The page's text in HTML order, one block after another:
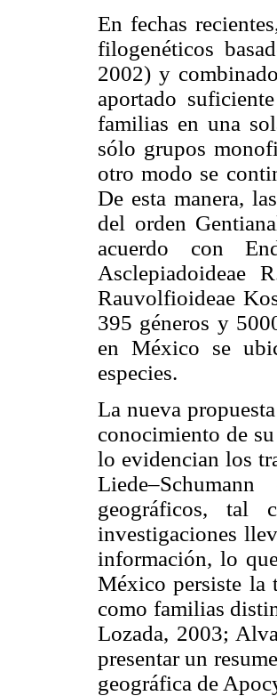
En fechas
filogenéticos
2002) y
aportado
familias en una
sólo grupos
otro modo se
De esta manera,
del orden
acuerdo con
Asclepiadoideae
Rauvolfioideae
395 géneros y
en México se
especies.
La nueva
conocimiento de
lo evidencian los
geográficos, tal
investigaciones
información, lo
México persiste la
como familias
Lozada, 2003;
presentar un
geográfica de